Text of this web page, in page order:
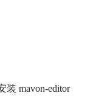
mavon-editor